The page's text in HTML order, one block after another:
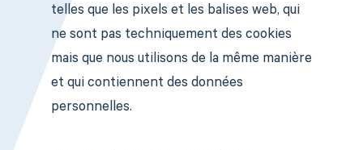
telles que les pixels et les balises web, qui
ne sont pas techniquement des cookies
mais que nous utilisons de la même manière
et qui contiennent des données
personnelles.